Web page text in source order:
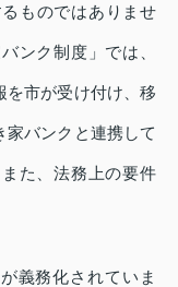
ものではありませ
ンク制度」では、
を市が受け付け、移
バンクと連携して
た、法務上の要件
義務化されていま